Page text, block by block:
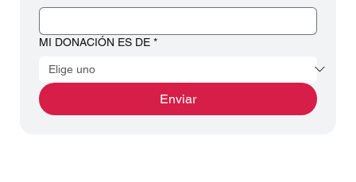
MI DONACIÓN ES DE *
Enviar